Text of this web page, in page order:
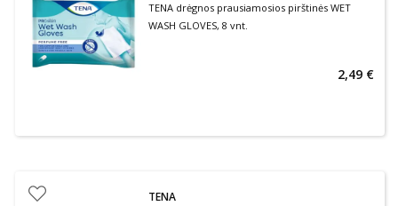
TENA drėgnos prausiamosios pirštinės WET
WASH GLOVES, 8 vnt.
2,49 €
TENA